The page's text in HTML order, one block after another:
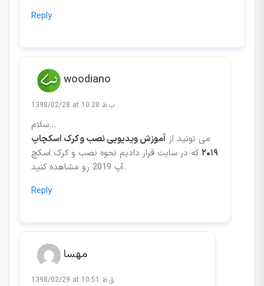
Reply
woodiano
1398/02/28 at 10:28 ب.ظ
سلام…
می تونید از آموزش ویدیویی نصب و کرک اسکچاپ
۲۰۱۹که در سایت قرار دادیم نحوه نصب و کرک اسکچ
آپ 2019 رو مشاهده کنید.
Reply
مهسا
1398/02/29 at 10:51 ق.ظ